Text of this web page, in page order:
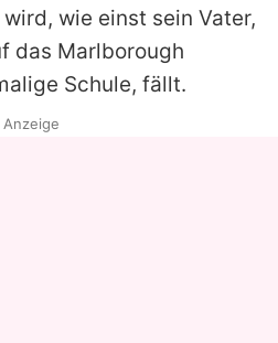
wie einst sein Vater,
das Marlborough
Schule, fällt.
Anzeige